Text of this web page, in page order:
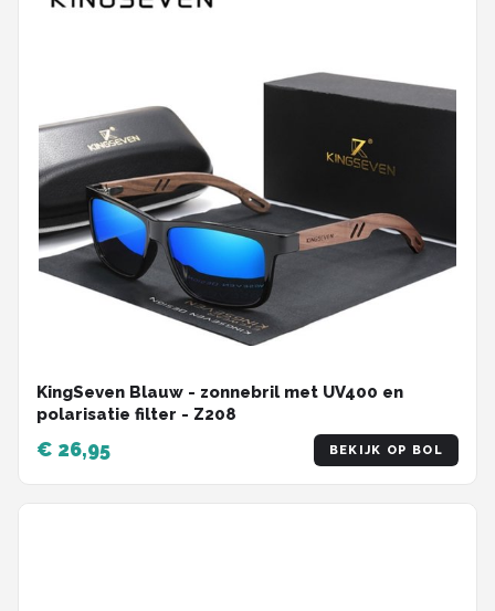
KingSeven Blauw - zonnebril met UV400 en
polarisatie filter - Z208
€ 26,95 BEKIJK OP BOL